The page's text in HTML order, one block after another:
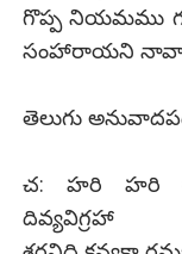
గొప్ప నియమము
సంహారాయని నావా
తెలుగు
చ: హరి హరి
దివ్యవిగ్రహా